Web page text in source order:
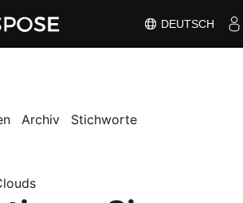
DEUTSCH
Archiv Stichworte